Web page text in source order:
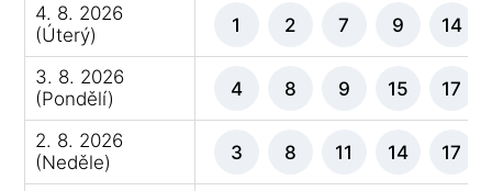
4. 8. 2026
(Úterý)
1 2 7 9 14
3. 8. 2026
(Pondělí)
4 8 9 15 17
2. 8. 2026
(Neděle)
3 8 11 14 17